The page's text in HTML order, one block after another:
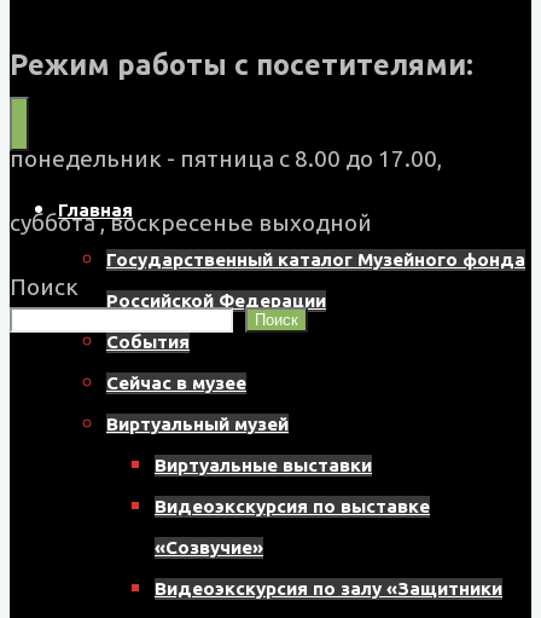
бюджетное
учреждение
культуры
выставочный
центр"
Назаровского
муниципального
округа
Главная
Государственный каталог Музейного фонда
Российской Федерации
События
Сейчас в музее
Виртуальный музей
Виртуальные выставки
Видеоэкскурсия по выставке
«Созвучие»
Видеоэкскурсия по залу «Защитники
Режим работы с посетителями:
понедельник - пятница с 8.00 до 17.00,
суббота , воскресенье выходной
Поиск
Поиск